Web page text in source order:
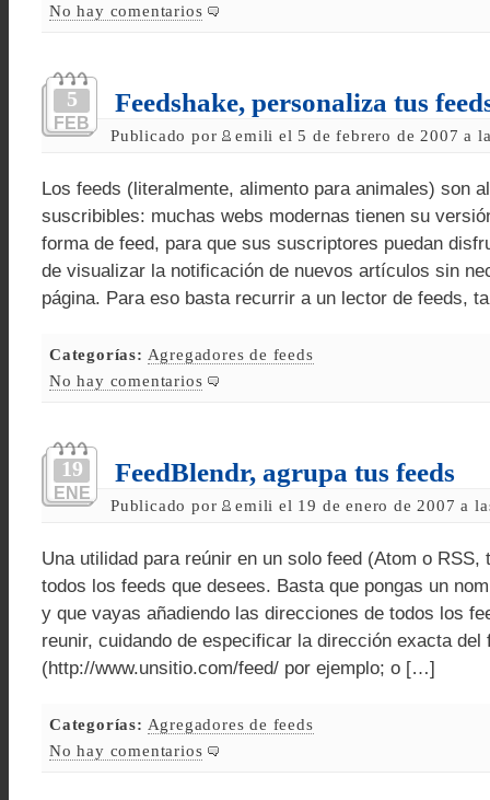
No hay comentarios
5
FEB
Feedshake, personaliza tus
Publicado por emili el 5 de febrero de 2007 a
Los feeds (literalmente, alimento para animales) son
suscribibles: muchas webs modernas tienen su
forma de feed, para que sus suscriptores puedan
de visualizar la notificación de nuevos artículos sin
página. Para eso basta recurrir a un lector de feeds,
Categorías: Agregadores de feeds
No hay comentarios
19
ENE
FeedBlendr, agrupa tus feeds
Publicado por emili el 19 de enero de 2007 a
Una utilidad para reúnir en un solo feed (Atom o RSS,
todos los feeds que desees. Basta que pongas un
y que vayas añadiendo las direcciones de todos los
reunir, cuidando de especificar la dirección exacta del
(http://www.unsitio.com/feed/ por ejemplo; o […]
Categorías: Agregadores de feeds
No hay comentarios